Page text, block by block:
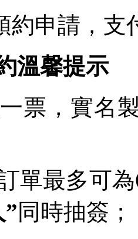
申請，支
溫馨提示
，實名製
單最多可
”同時抽簽；